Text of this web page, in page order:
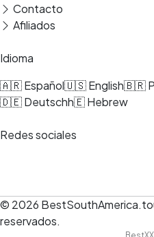
Contacto
Afiliados
Idioma
🇦🇷 Español🇺🇸 English🇧🇷
🇩🇪 Deutschh🇪 Hebrew
Redes sociales
© 2026
reservados.